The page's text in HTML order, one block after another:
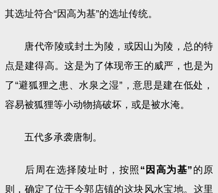
其选址符合“因高为基”的选址传统。
唐代帝陵或封土为陵，或因山为陵，总的特
点是建得高。这是为了体现帝王的威严，也是为
了“避狐狸之患、水泉之湿”，意思是建在低处，
容易被狐狸等小动物搞破坏，或是被水淹。
五代多承袭唐制。
后周在选择陵址时，按照 “因高为基”的原
则，确定了位于今郭店镇的这块风水宝地。这里